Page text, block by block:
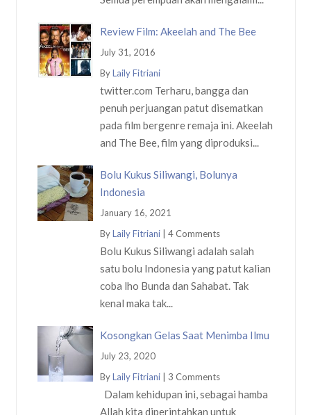
Review Film: Akeelah and The Bee
July 31, 2016
ByLaily Fitriani
twitter.com Terharu, bangga dan
penuh perjuangan patut disematkan
pada film bergenre remaja ini. Akeelah
and The Bee, film yang diproduksi...
Bolu Kukus Siliwangi, Bolunya
Indonesia
January 16, 2021
ByLaily Fitriani| 4 Comments
Bolu Kukus Siliwangi adalah salah
satu bolu Indonesia yang patut kalian
coba lho Bunda dan Sahabat. Tak
kenal maka tak...
Kosongkan Gelas Saat Menimba Ilmu
July 23, 2020
ByLaily Fitriani| 3 Comments
Dalam kehidupan ini, sebagai hamba
Allah kita diperintahkan untuk